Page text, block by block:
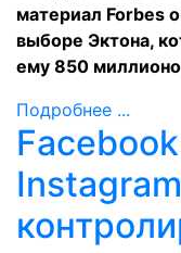
материал Forbes
выборе Эктона,
ему 850
Подробнее ...